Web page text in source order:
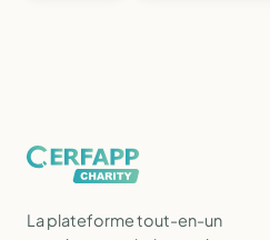
La plateforme tout-en-un